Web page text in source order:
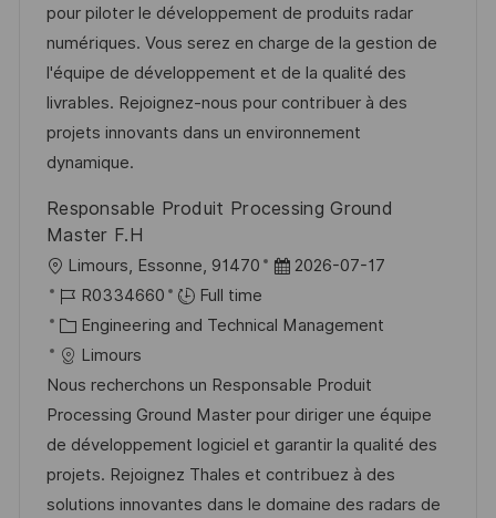
i
o
n
d
D
a
t
e
d
e
g
o
r
y
pour piloter le développement de produits radar
numériques. Vous serez en charge de la gestion de
l'équipe de développement et de la qualité des
livrables. Rejoignez-nous pour contribuer à des
projets innovants dans un environnement
dynamique.
Responsable Produit Processing Ground
Master F.H
L
o
c
a
t
i
o
n
Limours, Essonne, 91470
P
s
e
d
D
a
t
2026-07-17
J
o
b
I
d
R0334660
Full time
C
a
t
e
g
o
r
Engineering and Technical Management
Limours
Nous recherchons un Responsable Produit
Processing Ground Master pour diriger une équipe
de développement logiciel et garantir la qualité des
projets. Rejoignez Thales et contribuez à des
solutions innovantes dans le domaine des radars de